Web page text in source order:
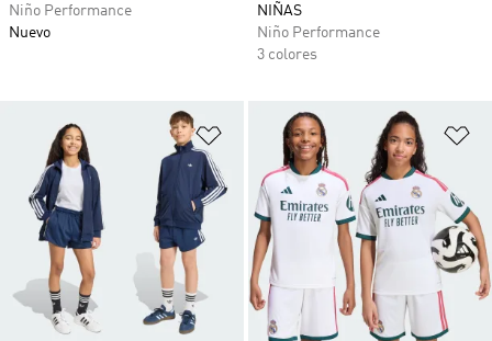
Niño Performance
Nuevo
NIÑAS
Niño Performance
3 colores
Añadir a la lista de deseos